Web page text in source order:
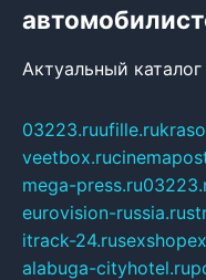
Актуальный
03223.ruufille.ru
veetbox.ru
mega-press.ru
eurovision-russia.ru
itrack-24.ru
alabuga-cityhotel.ru